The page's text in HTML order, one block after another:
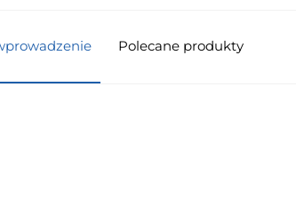
Polecane produkty